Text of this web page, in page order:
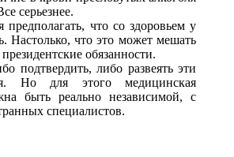
серьезнее.
предполагать, что со здоровьем у
Настолько, что это может мешать
обязанности.
подтвердить, либо развеять эти
Но для этого медицинская
быть реально независимой, с
специалистов.